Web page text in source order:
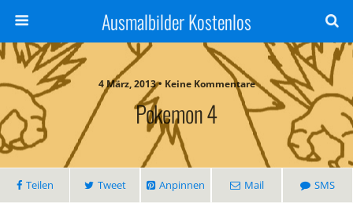
Ausmalbilder Kostenlos
4 März, 2013 • Keine Kommentare
Pokemon 4
Teilen Tweet Anpinnen Mail SMS